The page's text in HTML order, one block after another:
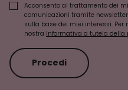
Acconsento al trattamento dei
comunicazioni tramite
sulla base dei miei interessi.
nostra Informativa a tutela della
Procedi